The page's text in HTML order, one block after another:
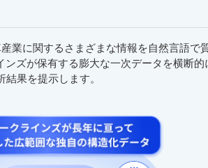
業に関するさまざまな情報を自然言語で
ンズが保有する膨大な一次データを横断的
果を提示します。